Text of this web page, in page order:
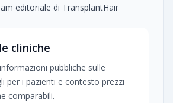
editoriale di TransplantHair
cliniche
pubbliche sulle
per i pazienti e contesto prezzi
comparabili.